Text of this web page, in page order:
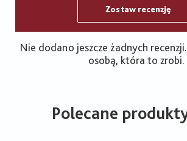
Zostaw recenzję
Nie dodano jeszcze żadnych
osobą, która to zrobi.
Polecane